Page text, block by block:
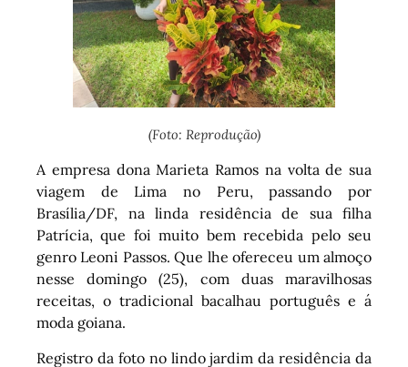
(Foto: Reprodução)
A empresa dona Marieta Ramos na volta de sua
viagem de Lima no Peru, passando por
Brasília/DF, na linda residência de sua filha
Patrícia, que foi muito bem recebida pelo seu
genro Leoni Passos. Que lhe ofereceu um almoço
nesse domingo (25), com duas maravilhosas
receitas, o tradicional bacalhau português e á
moda goiana.
Registro da foto no lindo jardim da residência da